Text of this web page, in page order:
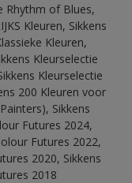
Rhythm of Blues,
Kleuren, Sikkens
Kleuren,
Kleurselectie
Kleurselectie
200 Kleuren voor
Sikkens
Futures 2024,
Futures 2022,
2020, Sikkens
2018